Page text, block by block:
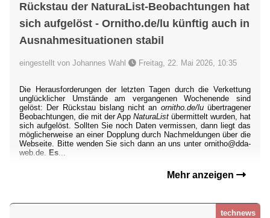
Rückstau der NaturaList-Beobachtungen hat
sich aufgelöst - Ornitho.de/lu künftig auch in
Ausnahmesituationen stabil
eingestellt von Johannes Wahl Freitag, 22. Mai 2026, 10:35
Die Herausforderungen der letzten Tagen durch die Verkettung
unglücklicher Umstände am vergangenen Wochenende sind
gelöst: Der Rückstau bislang nicht an ornitho.de/luübertragener
Beobachtungen, die mit der App NaturaList übermittelt wurden, hat
sich aufgelöst. Sollten Sie noch Daten vermissen, dann liegt das
möglicherweise an einer Dopplung durch Nachmeldungen über die
Webseite. Bitte wenden Sie sich dann an uns unter ornitho@dda-
web.de. Es...
Mehr anzeigen
technews